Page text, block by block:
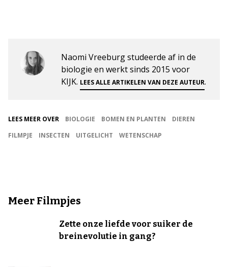
Naomi Vreeburg studeerde af in de
biologie en werkt sinds 2015 voor
KIJK. LEES ALLE ARTIKELEN VAN DEZE AUTEUR.
LEES MEER OVER BIOLOGIE BOMEN EN PLANTEN
DIEREN
FILMPJE
INSECTEN UITGELICHT WETENSCHAP
Meer Filmpjes
Zette onze liefde voor suiker de
breinevolutie in gang?